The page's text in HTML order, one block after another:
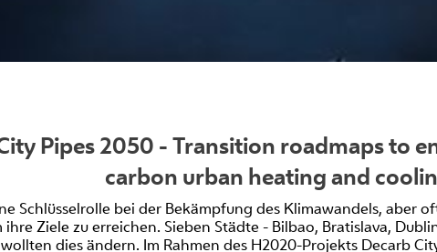
Pipes 2050 - Transition roadmaps to
carbon urban heating and
Schlüsselrolle bei der Bekämpfung des Klimawandels, aber
ihre Ziele zu erreichen. Sieben Städte - Bilbao, Bratislava,
dies ändern. Im Rahmen des H2020-Projekts Decarb